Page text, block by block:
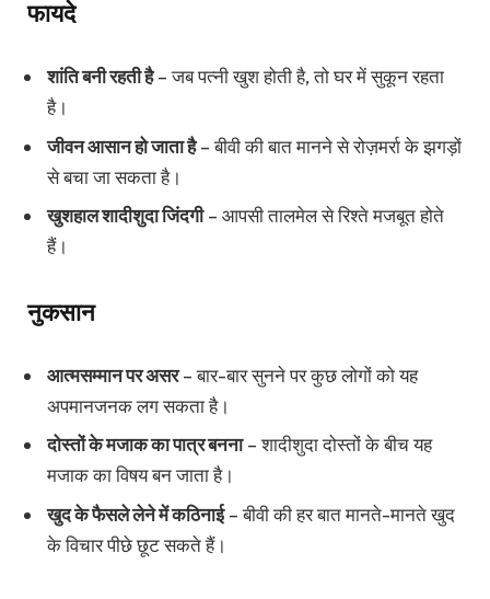
फायदे
शांति बनी रहती है– जब पत्नी खुश होती है, तो घर में सुकून रहता
है।
जीवन आसान हो जाता है– बीवी की बात मानने से रोज़मर्रा के झगड़ों
से बचा जा सकता है।
खुशहाल शादीशुदा जिंदगी– आपसी तालमेल से रिश्ते मजबूत होते
हैं।
नुकसान
आत्मसम्मान पर असर– बार-बार सुनने पर कुछ लोगों को यह
अपमानजनक लग सकता है।
दोस्तों के मजाक का पात्र बनना– शादीशुदा दोस्तों के बीच यह
मजाक का विषय बन जाता है।
खुद के फैसले लेने में कठिनाई– बीवी की हर बात मानते-मानते खुद
के विचार पीछे छूट सकते हैं।